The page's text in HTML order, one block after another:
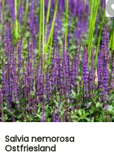
Salvia nemorosa
Ostfriesland